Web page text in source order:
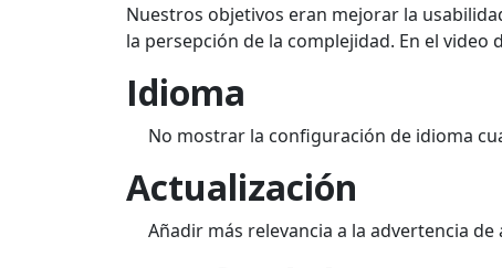
Nuestros objetivos eran mejorar la
la persepción de la complejidad. En el video
Idioma
No mostrar la configuración de idioma
Actualización
Añadir más relevancia a la advertencia de